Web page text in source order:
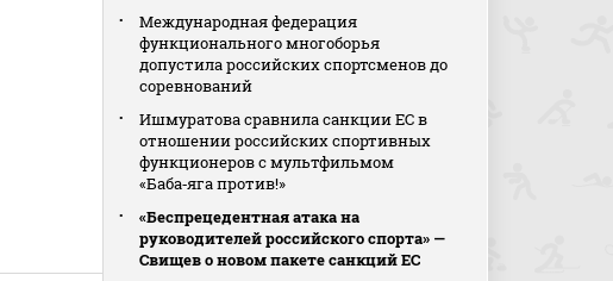
Международная федерация
функционального многоборья
допустила российских спортсменов до
соревнований
Ишмуратова сравнила санкции ЕС в
отношении российских спортивных
функционеров с мультфильмом
«Баба‑яга против!»
«Беспрецедентная атака на
руководителей российского спорта» —
Свищев о новом пакете санкций ЕС